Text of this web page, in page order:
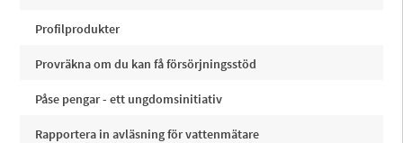
Profilprodukter
Provräkna om du kan få försörjningsstöd
Påse pengar - ett ungdomsinitiativ
Rapportera in avläsning för vattenmätare